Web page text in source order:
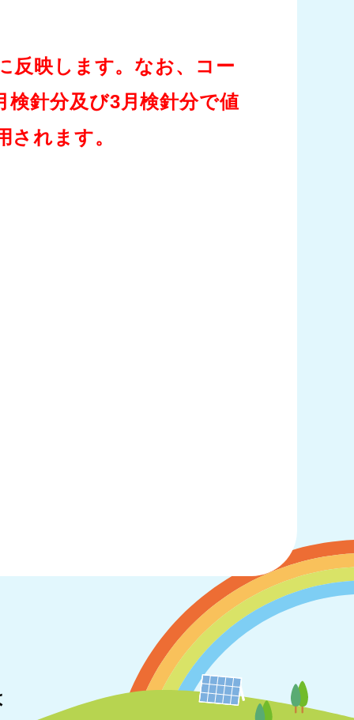
反映します。なお、コー
針分及び3月検針分で値
されます。